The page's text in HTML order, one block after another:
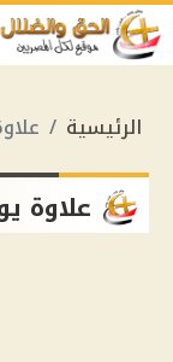
الرئيسية
علاوة